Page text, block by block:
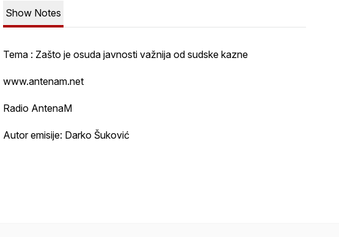
Show Notes
Tema : Zašto je osuda javnosti važnija od sudske kazne
www.antenam.net
Radio AntenaM
Autor emisije: Darko Šuković